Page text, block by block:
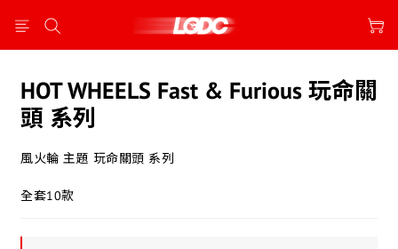
HOT WHEELS Fast & Furious 玩命關
頭 系列
風火輪 主題 玩命關頭 系列
全套10款